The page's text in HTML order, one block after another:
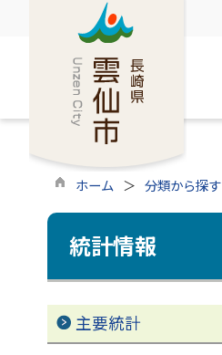
ホーム 分類から探す
統計情報
主要統計